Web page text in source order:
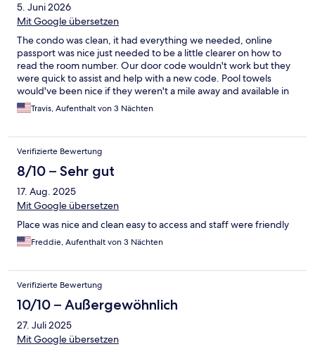
5. Juni 2026
Mit Google übersetzen
The condo was clean, it had everything we needed, online
passport was nice just needed to be a little clearer on how to
read the room number. Our door code wouldn't work but they
were quick to assist and help with a new code. Pool towels
would've been nice if they weren't a mile away and available in
the condo. What was frustrating was the family in the condo
above had several small children they let run and stomp until 3
non emergency 911. The resort couldn't do anything since they
made reservations with someone else. Umm it is your
property......
Travis, Aufenthalt von 3 Nächten
Verifizierte Bewertung
8/10 – Sehr gut
17. Aug. 2025
Mit Google übersetzen
Place was nice and clean easy to access and staff were friendly
Freddie, Aufenthalt von 3 Nächten
Verifizierte Bewertung
10/10 – Außergewöhnlich
27. Juli 2025
Mit Google übersetzen